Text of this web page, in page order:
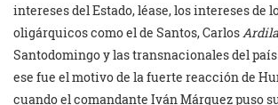
intereses del Estado, léase, los intereses de
oligárquicos como el de Santos, Carlos Ardila
Santodomingo y las transnacionales del
ese fue el motivo de la fuerte reacción de
cuando el comandante Iván Márquez puso